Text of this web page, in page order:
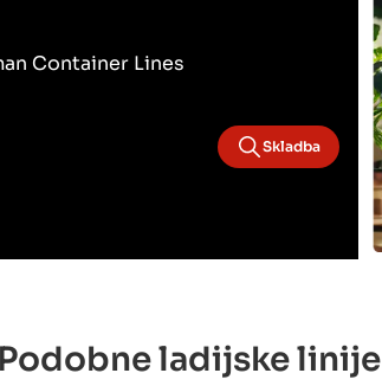
Container Lines
Skladba
Podobne ladijske linije